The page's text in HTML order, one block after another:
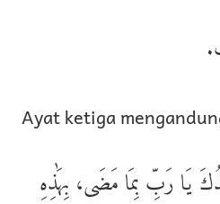
Ayat ketiga
يَا رَبِّ بِمَا مَضَى، بِهَٰذِهِ